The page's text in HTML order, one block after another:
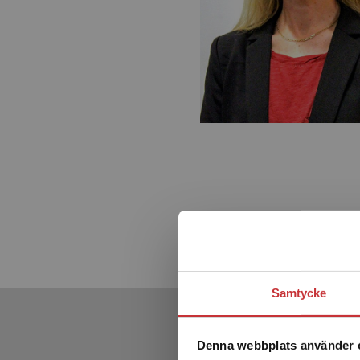
Samtycke
Denna webbplats använder